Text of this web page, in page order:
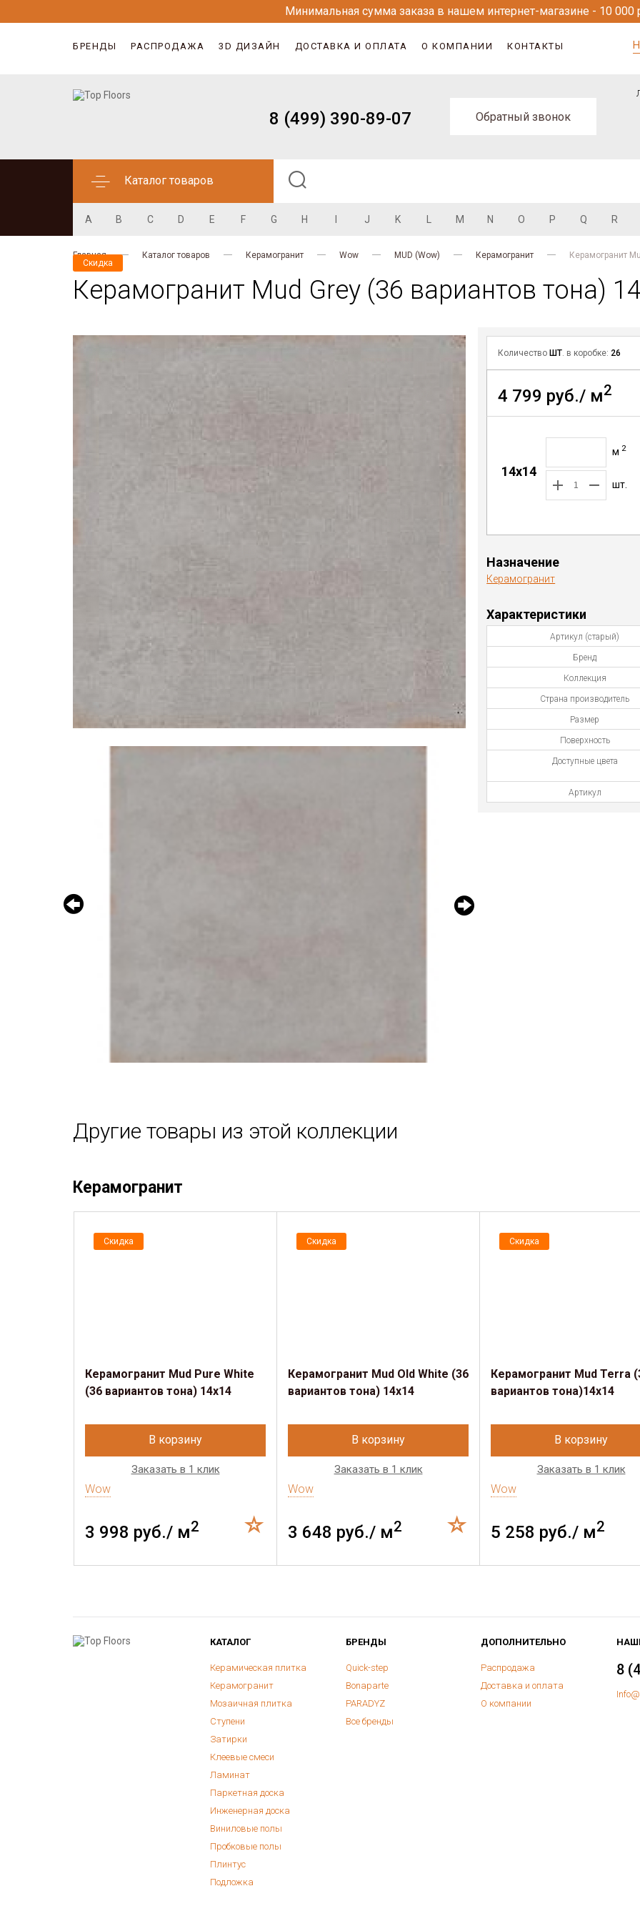
Минимальная сумма заказа в нашем интернет-магазине - 10 000
БРЕНДЫ РАСПРОДАЖА 3D ДИЗАЙН ДОСТАВКА И ОПЛАТА О КОМПАНИИ КОНТАКТЫ
8 (499) 390-89-07 Обратный звонок
Каталог товаров
A B C D E F G H J K M N O P Q R
Главная Каталог товаров Керамогранит Wow MUD (Wow) Керамогранит Керамогранит
Керамогранит Mud Grey (36 вариантов тона)
Скидка
Количество ШТ. в коробке: 26
4 799 руб./ м2
14x14
м 2
шт.
Назначение
Керамогранит
Характеристики
Артикул (старый)
Бренд
Коллекция
Страна производитель
Размер
Поверхность
Доступные цвета
Артикул
Другие товары из этой коллекции
Керамогранит
Скидка
Керамогранит Mud Pure White
(36 вариантов тона) 14х14
В корзину
Заказать в 1 клик
Wow
3 998 руб./ м2
Скидка
Керамогранит Mud Old White (36
вариантов тона) 14х14
В корзину
Заказать в 1 клик
Wow
3 648 руб./ м2
Скидка
Керамогранит Mud Terra
вариантов тона)14х14
В корзину
Заказать в 1 клик
Wow
5 258 руб./ м2
КАТАЛОГ
Керамическая плитка
Керамогранит
Мозаичная плитка
Ступени
Затирки
Клеевые смеси
Ламинат
Паркетная доска
Инженерная доска
Виниловые полы
Пробковые полы
Плинтус
Подложка
БРЕНДЫ
Quick-step
Bonaparte
PARADYZ
Все бренды
ДОПОЛНИТЕЛЬНО
Распродажа
Доставка и оплата
О компании
8